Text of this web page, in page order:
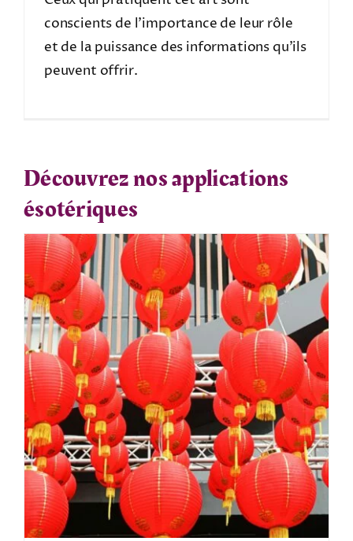
conscients de l’importance de leur rôle
et de la puissance des informations qu’ils
peuvent offrir.
Découvrez nos applications
ésotériques